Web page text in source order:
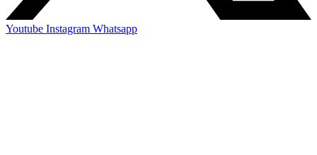
Youtube Instagram Whatsapp